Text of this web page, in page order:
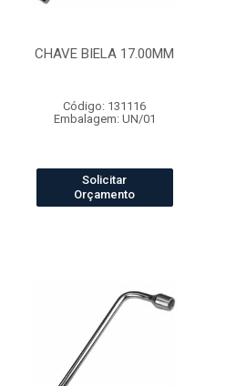
CHAVE BIELA 17.00MM
Código: 131116
Embalagem: UN/01
Solicitar
Orçamento